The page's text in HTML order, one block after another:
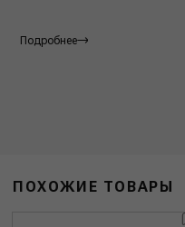
Подробнее
ПОХОЖИЕ ТОВАРЫ